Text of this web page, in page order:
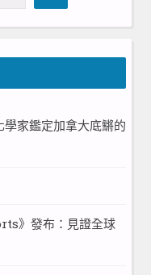
家鑑定加拿大底鱂的
》發布：見證全球